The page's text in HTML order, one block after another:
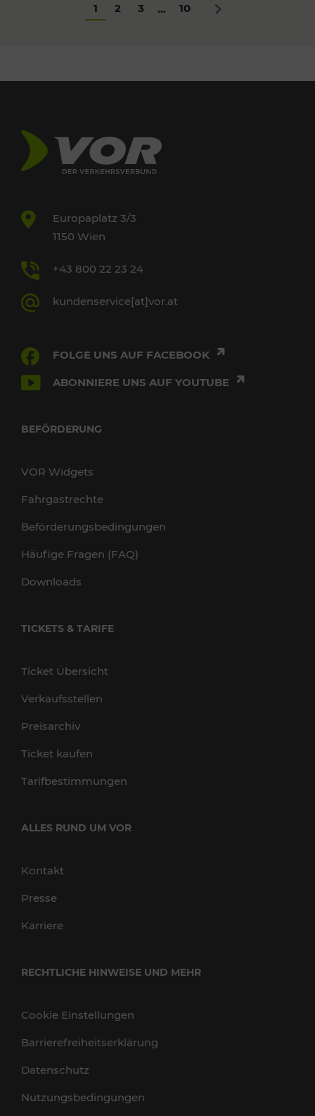
1 2 3 ... 10 Nächstes
Europaplatz 3/3
1150 Wien
+43 800 22 23 24
kundenservice[at]vor.at
FOLGE UNS AUF FACEBOOK
ABONNIERE UNS AUF YOUTUBE
BEFÖRDERUNG
VOR Widgets
Fahrgastrechte
Beförderungsbedingungen
Häufige Fragen (FAQ)
Downloads
TICKETS & TARIFE
Ticket Übersicht
Verkaufsstellen
Preisarchiv
Ticket kaufen
Tarifbestimmungen
ALLES RUND UM VOR
Kontakt
Presse
Karriere
RECHTLICHE HINWEISE UND MEHR
Cookie Einstellungen
Barrierefreiheitserklärung
Datenschutz
Nutzungsbedingungen